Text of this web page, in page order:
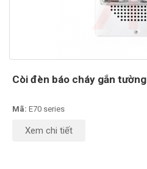
Còi đèn báo cháy gắn tường
Mã: E70 series
Xem chi tiết